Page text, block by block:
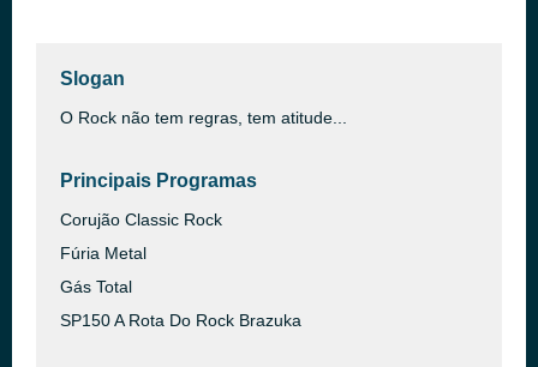
Slogan
O Rock não tem regras, tem atitude...
Principais Programas
Corujão Classic Rock
Fúria Metal
Gás Total
SP150 A Rota Do Rock Brazuka